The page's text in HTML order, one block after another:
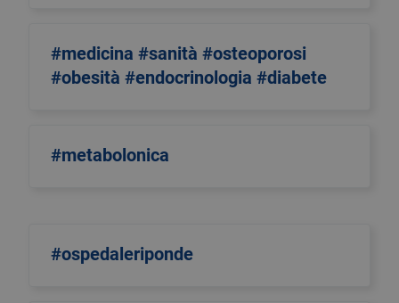
#medicina #sanità #osteoporosi
#obesità #endocrinologia #diabete
#metabolonica
#ospedaleriponde